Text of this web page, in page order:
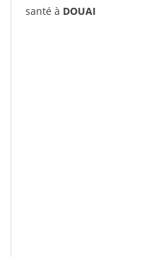
santé à DOUAI